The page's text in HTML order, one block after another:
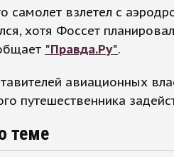
самолет взлетел с
хотя Фоссет
"Правда.Ру".
авиационных
путешественника
теме